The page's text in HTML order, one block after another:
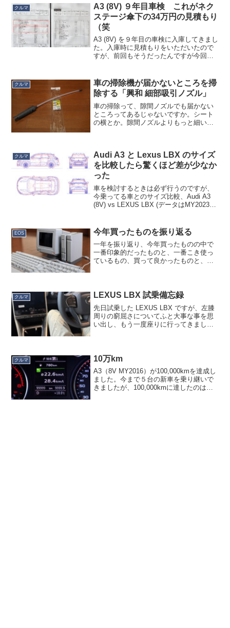
クルマ
A3 (8V) ９年目車検 これがネク
ステージ傘下の34万円の見積もり
（笑
A3 (8V) を９年目の車検に入庫してきまし
た。入庫時に見積もりをいただいたので
すが、前回もそうだったんですが今回も
りで笑ってしまいましたので、ここに晒
しておきま...
クルマ
車の掃除機が届かないところを掃
除する「興和 細部吸引ノズル」
車の掃除って、隙間ノズルでも届かない
ところってあるじゃないですか。シート
の横とか。隙間ノズルよりもっと細いノ
する穴もついています。...
クルマ
Audi A3 と Lexus LBX のサイズ
を比較したら驚くほど差が少なか
った
車を検討するときは必ず行うのですが、
今乗ってる車とのサイズ比較、Audi A3
(8V) vs LEXUS LBX (データはMY2023）
は勿論ですが、...
EOS 今年買ったものを振り返る
一年を振り返り、今年買ったものの中で
一番印象的だったものと、一番こき使っ
ているもの、買って良かったものと、後
み1/6くらいの...
クルマ LEXUS LBX 試乗備忘録
先日試乗した LEXUS LBX ですが、左膝
周りの窮屈さについてふと大事な事を思
い出し、もう一度座りに行ってきまし
（ステアリングを...
クルマ 10万km
A3（8V MY2016）が100,000kmを達成し
ました。今まで５台の新車を乗り継いで
きましたが、100,000kmに達したのは初